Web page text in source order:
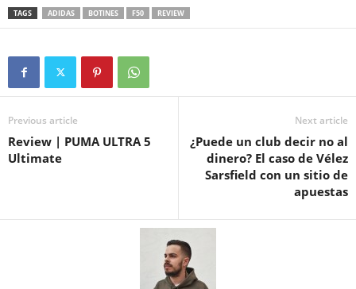
TAGS ADIDAS BOTINES F50 REVIEW
Previous article
Review | PUMA ULTRA 5
Ultimate
Next article
¿Puede un club decir no al
dinero? El caso de Vélez
Sarsfield con un sitio de
apuestas